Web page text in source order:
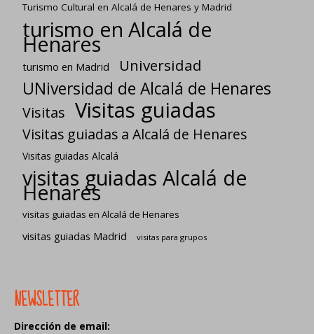
Turismo Cultural en Alcalá de Henares y Madrid
turismo en Alcalá de
Henares
turismo en Madrid Universidad
UNiversidad de Alcalá de Henares
Visitas Visitas guiadas
Visitas guiadas a Alcalá de Henares
Visitas guiadas Alcalá
visitas guiadas Alcalá de
Henares
visitas guiadas en Alcalá de Henares
visitas guiadas Madrid visitas para grupos
NEWSLETTER
Dirección de email: